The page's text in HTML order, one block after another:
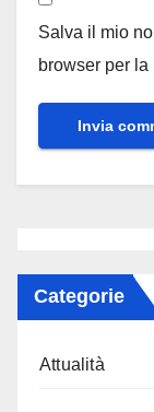
Salva il mio
browser per
Categorie
Attualità